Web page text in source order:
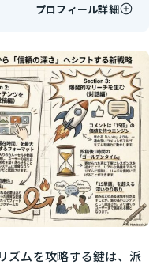
プロフィール詳細
ズムを攻略する鍵は、派